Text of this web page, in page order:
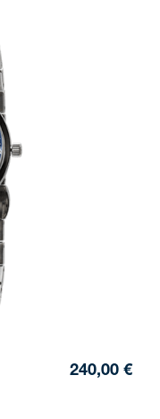
240,00 €